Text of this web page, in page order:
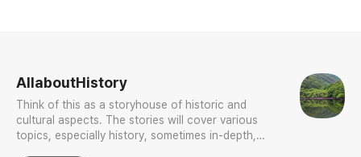
AllaboutHistory
Think of this as a storyhouse of historic and
cultural aspects. The stories will cover various
topics, especially history, sometimes in-depth,